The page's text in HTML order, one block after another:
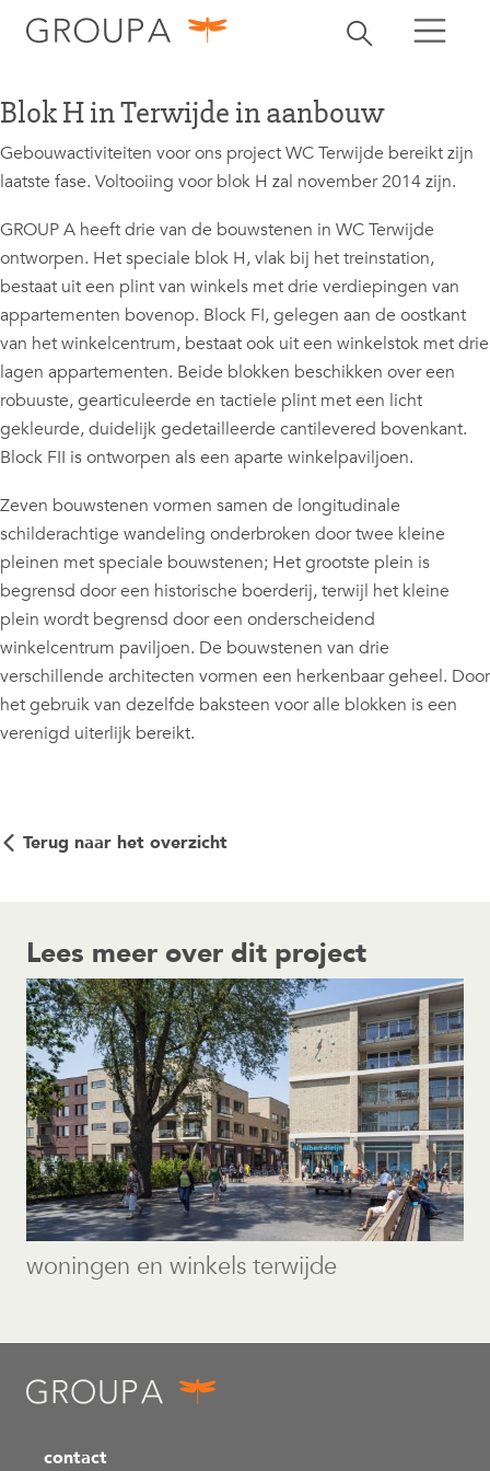
Zoekbalk
zoeken zoeken
Blok H in Terwijde in aanbouw
Gebouwactiviteiten voor ons project WC Terwijde bereikt zijn
laatste fase. Voltooiing voor blok H zal november 2014 zijn.
GROUP A heeft drie van de bouwstenen in WC Terwijde
ontworpen. Het speciale blok H, vlak bij het treinstation,
bestaat uit een plint van winkels met drie verdiepingen van
appartementen bovenop. Block FI, gelegen aan de oostkant
van het winkelcentrum, bestaat ook uit een winkelstok met drie
lagen appartementen. Beide blokken beschikken over een
robuuste, gearticuleerde en tactiele plint met een licht
gekleurde, duidelijk gedetailleerde cantilevered bovenkant.
Block FII is ontworpen als een aparte winkelpaviljoen.
Zeven bouwstenen vormen samen de longitudinale
schilderachtige wandeling onderbroken door twee kleine
pleinen met speciale bouwstenen; Het grootste plein is
begrensd door een historische boerderij, terwijl het kleine
plein wordt begrensd door een onderscheidend
winkelcentrum paviljoen. De bouwstenen van drie
verschillende architecten vormen een herkenbaar geheel. Door
het gebruik van dezelfde baksteen voor alle blokken is een
verenigd uiterlijk bereikt.
Terug naar het overzicht
Lees meer over dit project
woningen en winkels terwijde
contact